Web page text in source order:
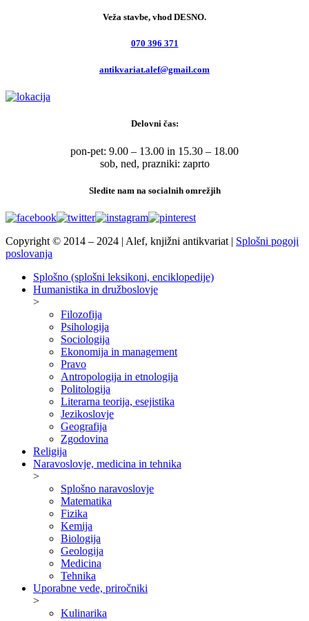
Veža stavbe, vhod DESNO.
070 396 371
antikvariat.alef@gmail.com
Delovni čas:
pon-pet: 9.00 – 13.00 in 15.30 – 18.00
sob, ned, prazniki: zaprto
Sledite nam na socialnih omrežjih
Copyright © 2014 – 2024 | Alef, knjižni antikvariat | Splošni pogoji
poslovanja
Splošno (splošni leksikoni, enciklopedije)
Humanistika in družboslovje
>
Filozofija
Psihologija
Sociologija
Ekonomija in management
Pravo
Antropologija in etnologija
Politologija
Literarna teorija, esejistika
Jezikoslovje
Geografija
Zgodovina
Religija
Naravoslovje, medicina in tehnika
>
Splošno naravoslovje
Matematika
Fizika
Kemija
Biologija
Geologija
Medicina
Tehnika
Uporabne vede, priročniki
>
Kulinarika